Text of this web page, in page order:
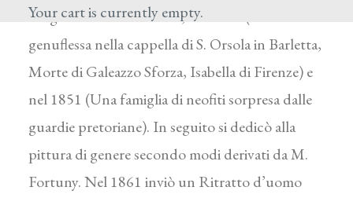
Your cart is currently empty.
vi figurò ancora nel 1841, nel 1848 (Ginevra
genuflessa nella cappella di S. Orsola in Barletta,
Morte di Galeazzo Sforza, Isabella di Firenze) e
nel 1851 (Una famiglia di neofiti sorpresa dalle
guardie pretoriane). In seguito si dedicò alla
pittura di genere secondo modi derivati da M.
Fortuny. Nel 1861 inviò un Ritratto d’uomo